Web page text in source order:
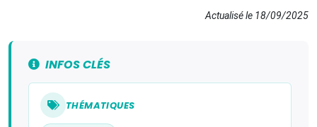
Actualisé le 18/09/2025
INFOS CLÉS
THÉMATIQUES